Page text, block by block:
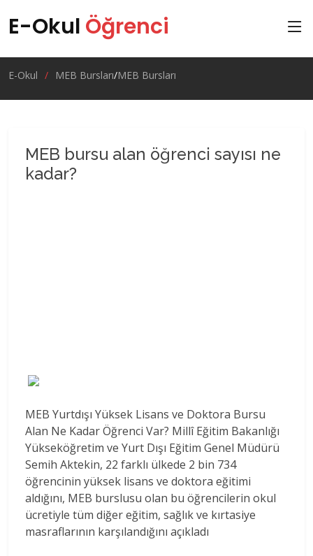
E-Okul Öğrenci
E-Okul MEB Bursları MEB Bursları
MEB bursu alan öğrenci sayısı ne
kadar?
MEB Yurtdışı Yüksek Lisans ve Doktora Bursu
Alan Ne Kadar Öğrenci Var? Millî Eğitim Bakanlığı
Yükseköğretim ve Yurt Dışı Eğitim Genel Müdürü
Semih Aktekin, 22 farklı ülkede 2 bin 734
öğrencinin yüksek lisans ve doktora eğitimi
aldığını, MEB burslusu olan bu öğrencilerin okul
ücretiyle tüm diğer eğitim, sağlık ve kırtasiye
masraflarının karşılandığını açıkladı